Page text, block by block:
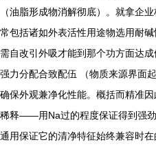
（油脂形成物消解彻底）。就拿企
常包括诸如外表活性用途物选用耐
需自改引外吸才能到那个功方面达
强力分配合致配伍 （物质来源界面
确保外观兼净化性能。概括而精准
稀释——用Na过的程度保证得到强
通用保证它的清净特征始终兼容时